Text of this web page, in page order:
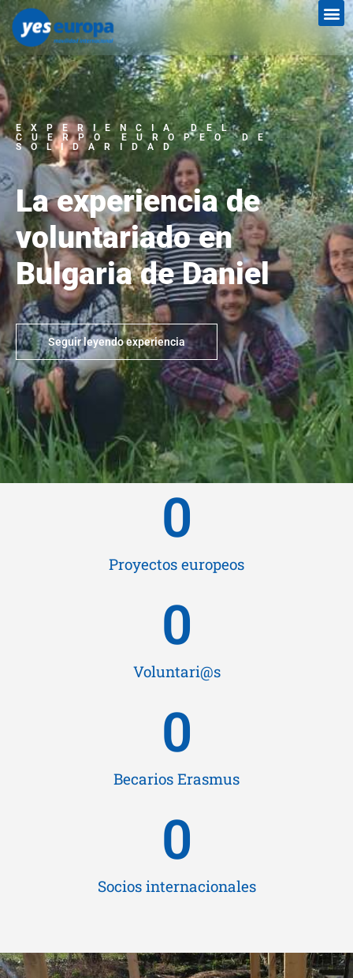
EXPERIENCIA DEL
CUERPO EUROPEO DE
SOLIDARIDAD
La experiencia de
voluntariado en
Bulgaria de Daniel
Seguir leyendo experiencia
Proyectos europeos
0
Voluntari@s
0
Becarios Erasmus
0
Socios internacionales
0